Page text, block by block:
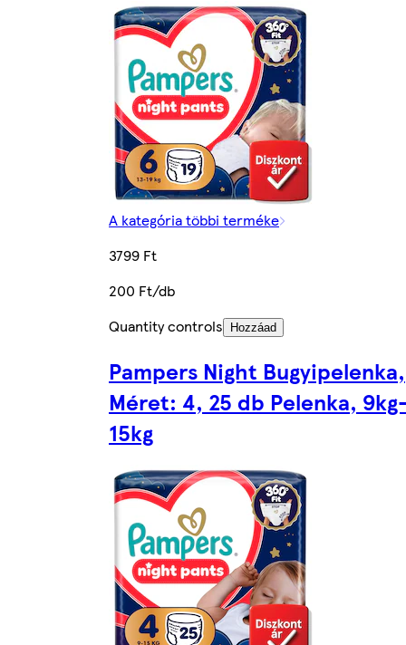
A kategória többi terméke
3799 Ft
200 Ft/db
Quantity controls
Hozzáad
Pampers Night Bugyipelenka,
Méret: 4, 25 db Pelenka,
15kg